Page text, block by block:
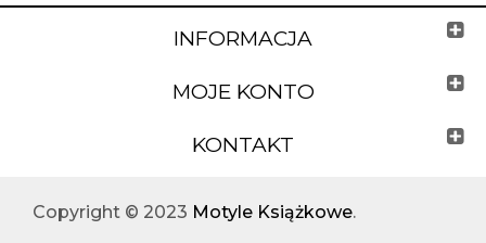
INFORMACJA
MOJE KONTO
KONTAKT
Copyright © 2023 Motyle Książkowe.